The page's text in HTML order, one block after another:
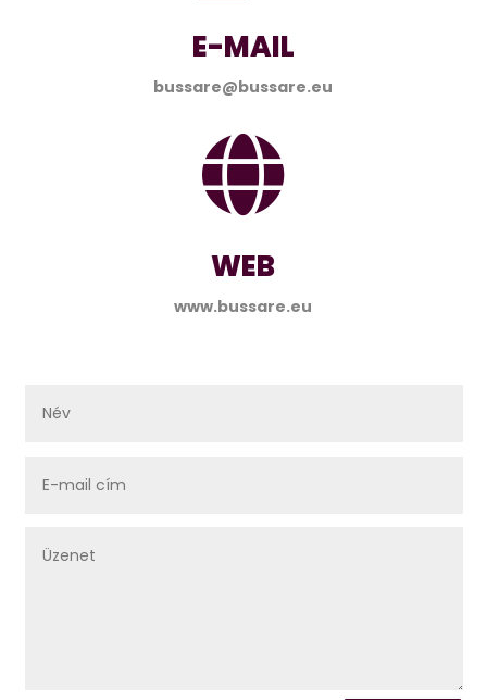
E-MAIL
bussare@bussare.eu

WEB
www.bussare.eu